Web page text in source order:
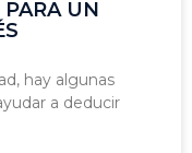
UN
hay algunas
a deducir